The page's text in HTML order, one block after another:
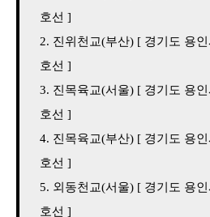
호선 ]
진위천교(부산) [ 경기도 용
호선 ]
진목육교(서울) [ 경기도 용
호선 ]
진목육교(부산) [ 경기도 용
호선 ]
외동천교(서울) [ 경기도 용
호선 ]